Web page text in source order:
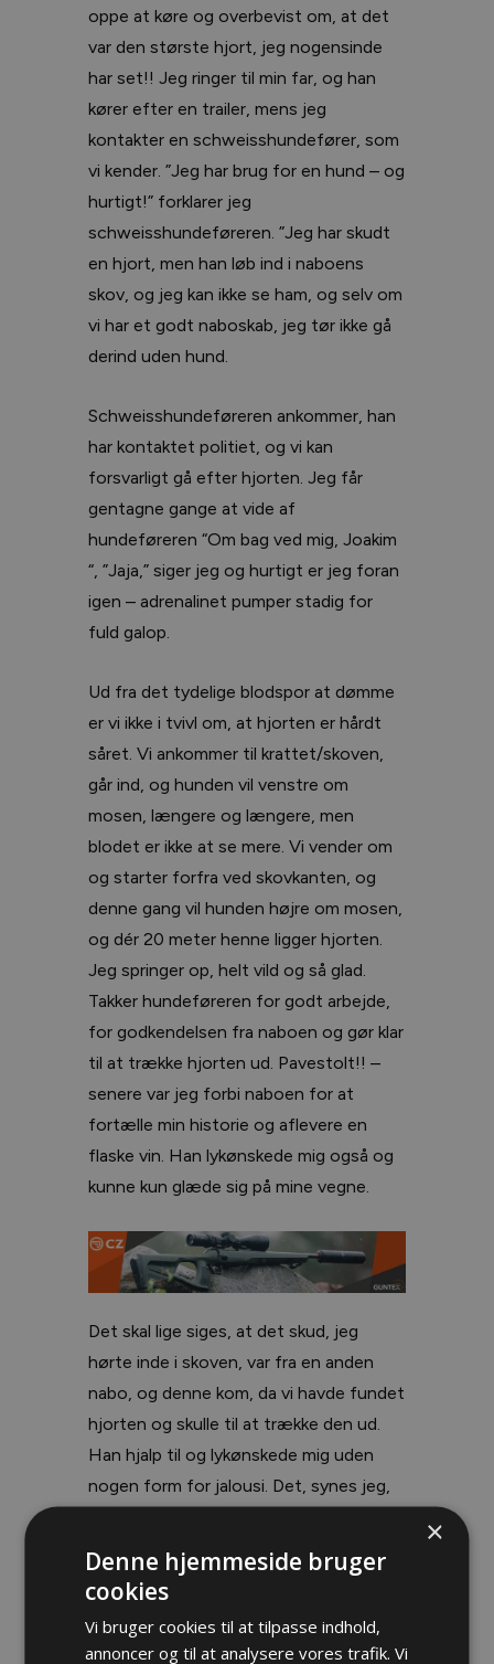
oppe at køre og overbevist om, at det
var den største hjort, jeg nogensinde
har set!! Jeg ringer til min far, og han
kører efter en trailer, mens jeg
kontakter en schweisshundefører, som
vi kender. ”Jeg har brug for en hund – og
hurtigt!” forklarer jeg
schweisshundeføreren. ”Jeg har skudt
en hjort, men han løb ind i naboens
skov, og jeg kan ikke se ham, og selv om
vi har et godt naboskab, jeg tør ikke gå
derind uden hund.
Schweisshundeføreren ankommer, han
har kontaktet politiet, og vi kan
forsvarligt gå efter hjorten. Jeg får
gentagne gange at vide af
hundeføreren “Om bag ved mig, Joakim
“, ”Jaja,” siger jeg og hurtigt er jeg foran
igen – adrenalinet pumper stadig for
fuld galop.
Ud fra det tydelige blodspor at dømme
er vi ikke i tvivl om, at hjorten er hårdt
såret. Vi ankommer til krattet/skoven,
går ind, og hunden vil venstre om
mosen, længere og længere, men
blodet er ikke at se mere. Vi vender om
og starter forfra ved skovkanten, og
denne gang vil hunden højre om mosen,
og dér 20 meter henne ligger hjorten.
Jeg springer op, helt vild og så glad.
Takker hundeføreren for godt arbejde,
for godkendelsen fra naboen og gør klar
til at trække hjorten ud. Pavestolt!! –
senere var jeg forbi naboen for at
fortælle min historie og aflevere en
flaske vin. Han lykønskede mig også og
kunne kun glæde sig på mine vegne.
Det skal lige siges, at det skud, jeg
hørte inde i skoven, var fra en anden
nabo, og denne kom, da vi havde fundet
hjorten og skulle til at trække den ud.
Han hjalp til og lykønskede mig uden
nogen form for jalousi. Det, synes jeg,
Vi skålede alle sammen for
succesoplevelsen.
×
Denne hjemmeside bruger
cookies
Vi bruger cookies til at tilpasse indhold,
annoncer og til at analysere vores trafik. Vi